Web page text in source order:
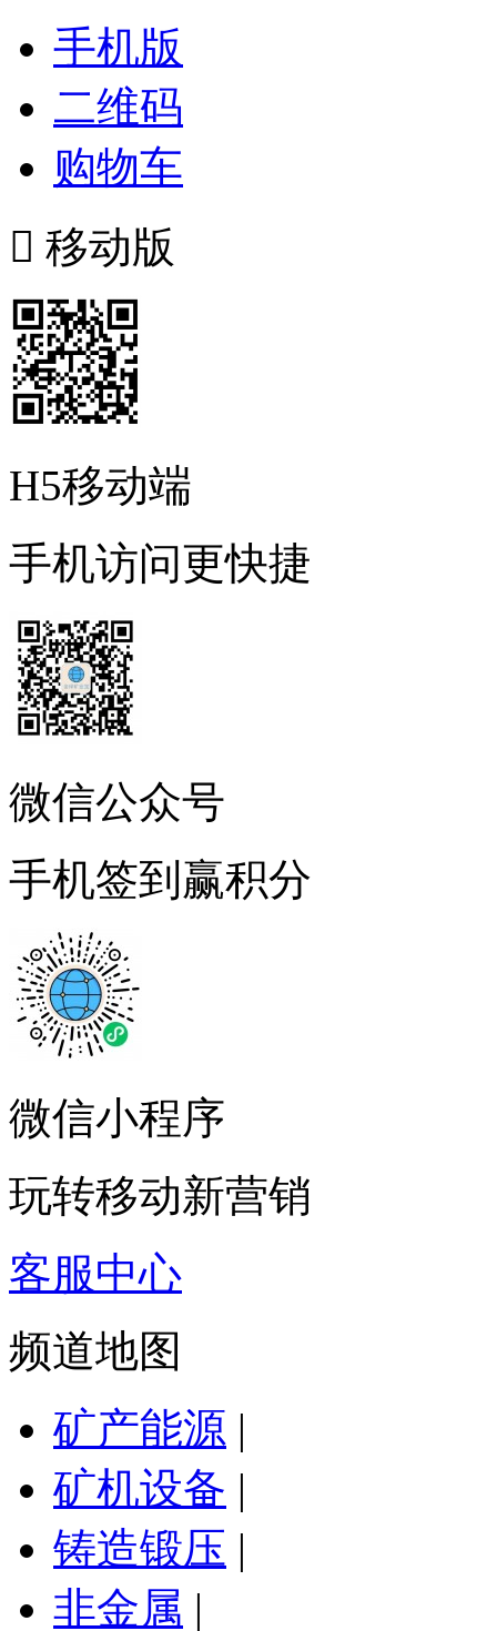
手机版
二维码
购物车
 移动版
H5移动端
手机访问更快捷
微信公众号
手机签到赢积分
微信小程序
玩转移动新营销
客服中心
频道地图
矿产能源 |
矿机设备 |
铸造锻压 |
非金属 |